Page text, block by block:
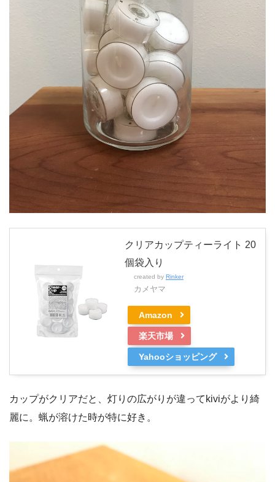
クリアカップティーライト 20
個袋入り
created by Rinker
カメヤマ
Amazon
楽天市場
Yahooショッピング
カップがクリアだと、灯りの広がりが違ってkiviがより綺
麗に。蝋が溶けた時が特に好き。